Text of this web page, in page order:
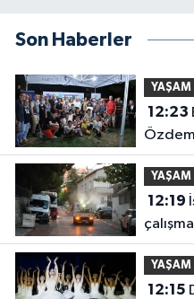
Son Haberler
YAŞAM
12:23
YAŞAM
12:19
YAŞAM
12:15